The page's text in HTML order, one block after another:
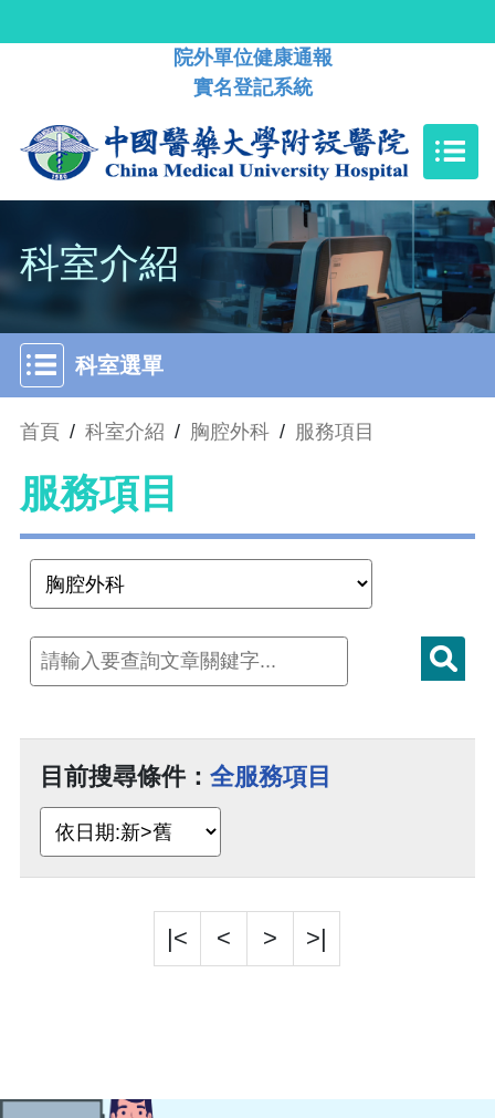
院外單位健康通報
實名登記系統
科室介紹
科室選單
首頁 / 科室介紹 / 胸腔外科 / 服務項目
服務項目
目前搜尋條件： 全服務項目
|< < > >|